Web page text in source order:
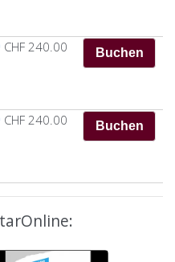
CHF 240.00
CHF 240.00